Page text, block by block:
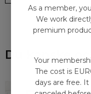
Du kanske
As a member,
We work
premium
Your
The cost is
days are free.